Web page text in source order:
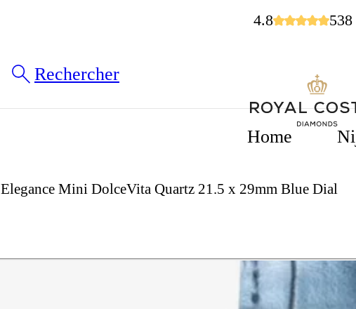
4.8
Rechercher
Home
Elegance Mini DolceVita Quartz 21.5 x 29mm Blue Dial